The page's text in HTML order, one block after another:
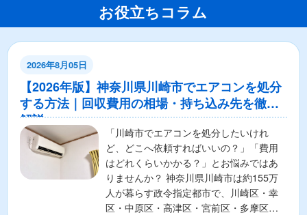
お役立ちコラム
2026年8月05日
【2026年版】神奈川県川崎市でエアコンを処分
する方法｜回収費用の相場・持ち込み先を徹底
解説
「川崎市でエアコンを処分したいけれ
ど、どこへ依頼すればいいの？」「費用
はどれくらいかかる？」とお悩みではあ
りませんか？ 神奈川県川崎市は約155万
人が暮らす政令指定都市で、川崎区・幸
区・中原区・高津区・宮前区・多摩区・